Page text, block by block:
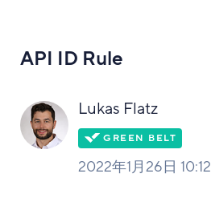
API ID Rule
Lukas Flatz
2022年1月26日 10:12